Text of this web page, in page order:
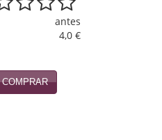
antes
4,0 €
COMPRAR